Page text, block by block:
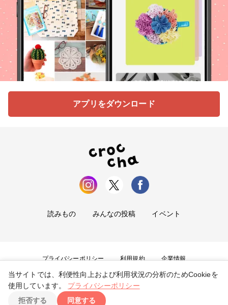
アプリをダウンロード
読みもの みんなの投稿 イベント
プライバシーポリシー 利用規約 企業情報
お問い合わせ
Copyright ©2026tryangle Co., Ltd. All Rights Reserved.
当サイトでは、利便性向上および利用状況の分析のためCookieを
使用しています。
プライバシーポリシー
拒否する
同意する